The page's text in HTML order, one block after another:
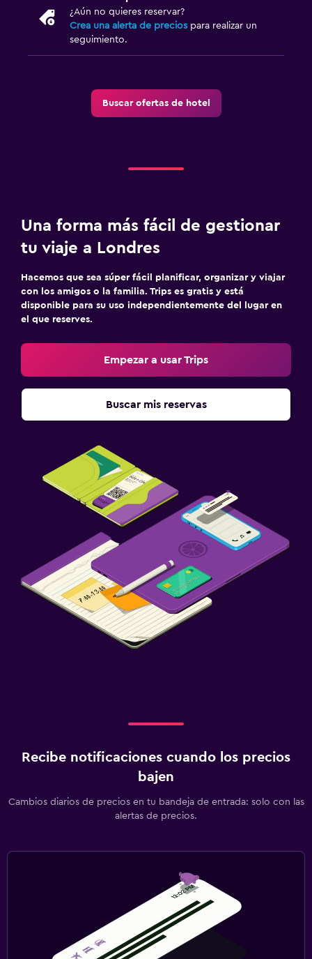
¿Aún no quieres reservar?
Crea una alerta de precios para realizar un
seguimiento.
Buscar ofertas de hotel
Una forma más fácil de gestionar
tu viaje a Londres
Hacemos que sea súper fácil planificar, organizar y viajar
con los amigos o la familia. Trips es gratis y está
disponible para su uso independientemente del lugar en
el que reserves.
Empezar a usar Trips
Buscar mis reservas
Recibe notificaciones cuando los precios
bajen
Cambios diarios de precios en tu bandeja de entrada: solo con las
alertas de precios.